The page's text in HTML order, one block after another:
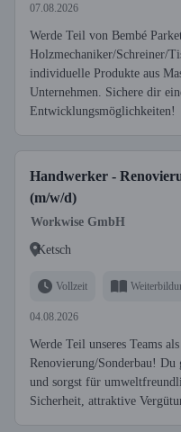
07.08.2026
Werde Teil von Bembé
Holzmechaniker/Schreiner/
individuelle Produkte aus
Unternehmen. Sichere dir
Entwicklungsmöglichkeiten!
Handwerker -
(m/w/d)
Workwise GmbH
Ketsch
Vollzeit
04.08.2026
Werde Teil unseres Teams
Renovierung/Sonderbau! Du
und sorgst für
Sicherheit, attraktive